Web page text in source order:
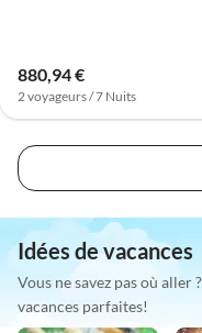
880,94 €
2 voyageurs / 7 Nuits
Idées de vacances
Vous ne savez pas où aller
vacances parfaites!